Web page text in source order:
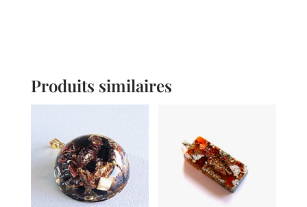
Produits similaires